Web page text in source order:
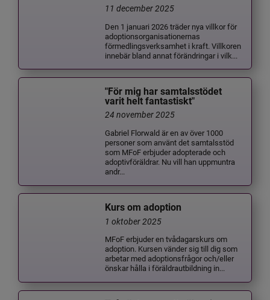
11 december 2025
Den 1 januari 2026 träder nya villkor för
adoptionsorganisationernas
förmedlingsverksamhet i kraft. Villkoren
innebär bland annat förändringar i vilk...
"För mig har samtalsstödet
varit helt fantastiskt"
24 november 2025
Gabriel Florwald är en av över 1000
personer som använt det samtalsstöd
som MFoF erbjuder adopterade och
adoptivföräldrar. Nu vill han uppmuntra
andr...
Kurs om adoption
1 oktober 2025
MFoF erbjuder en tvådagarskurs om
adoption. Kursen vänder sig till dig som
arbetar med adoptionsfrågor och/eller
önskar hålla i föräldrautbildning in...